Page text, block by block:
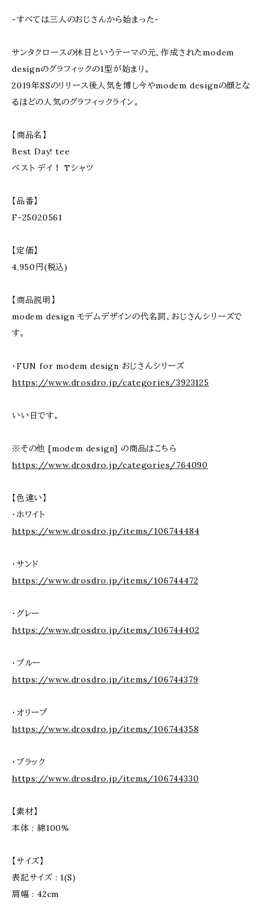
-すべては三人のおじさんから始まった-
サンタクロースの休日というテーマの元、作成されたmodem
designのグラフィックの1型が始まり。
2019年SSのリリース後人気を博し今やmodem designの顔とな
るほどの人気のグラフィックライン。
【商品名】
Best Day! tee
ベスト デイ！ Tシャツ
【品番】
F-25020561
【定価】
4,950円(税込)
【商品説明】
modem design モデムデザインの代名詞、おじさんシリーズで
す。
・FUN for modem design おじさんシリーズ
https://www.drosdro.jp/categories/3923125
いい日です。
※その他 [modem design] の商品はこちら
https://www.drosdro.jp/categories/764090
【色違い】
・ホワイト
https://www.drosdro.jp/items/106744484
・サンド
https://www.drosdro.jp/items/106744472
・グレー
https://www.drosdro.jp/items/106744402
・ブルー
https://www.drosdro.jp/items/106744379
・オリーブ
https://www.drosdro.jp/items/106744358
・ブラック
https://www.drosdro.jp/items/106744330
【素材】
本体 : 綿100%
【サイズ】
表記サイズ : 1(S)
肩幅 : 42cm